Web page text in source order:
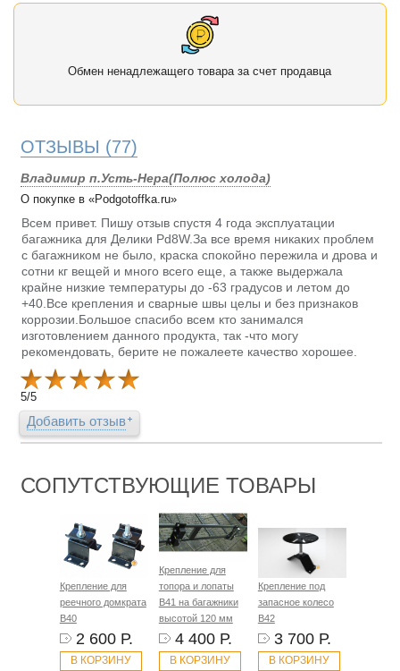
Обмен ненадлежащего товара за счет продавца
ОТЗЫВЫ (77)
Владимир п.Усть-Нера(Полюс холода)
О покупке в «Podgotoffka.ru»
Всем привет. Пишу отзыв спустя 4 года эксплуатации
багажника для Делики Pd8W.За все время никаких проблем
с багажником не было, краска спокойно пережила и дрова и
сотни кг вещей и много всего еще, а также выдержала
крайне низкие температуры до -63 градусов и летом до
+40.Все крепления и сварные швы целы и без признаков
коррозии.Большое спасибо всем кто занимался
изготовлением данного продукта, так -что могу
рекомендовать, берите не пожалеете качество хорошее.
5/5
Добавить отзыв
СОПУТСТВУЮЩИЕ ТОВАРЫ
Крепление для
реечного домкрата
B40
2 600 Р.
В КОРЗИНУ
Крепление для
топора и лопаты
B41 на багажники
высотой 120 мм
4 400 Р.
В КОРЗИНУ
Крепление под
запасное колесо
B42
3 700 Р.
В КОРЗИНУ